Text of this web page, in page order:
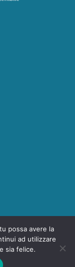
possa avere la
ad utilizzare
sia felice.